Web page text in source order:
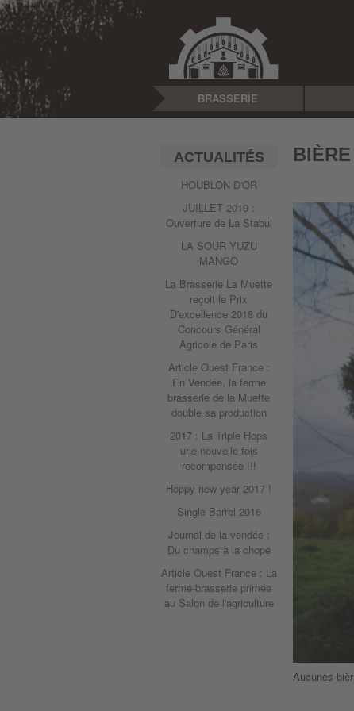
BRASSERIE
ACTUALITÉS
HOUBLON D'OR
JUILLET 2019 :
Ouverture de La Stabul
LA SOUR YUZU
MANGO
La Brasserie La Muette
reçoit le Prix
D'excellence 2018 du
Concours Général
Agricole de Paris
Article Ouest France :
En Vendée, la ferme
brasserie de la Muette
double sa production
2017 : La Triple Hops
une nouvelle fois
recompensée !!!
Hoppy new year 2017 !
Single Barrel 2016
Journal de la vendée :
Du champs à la chope
Article Ouest France : La
ferme-brasserie primée
au Salon de l'agriculture
Aucunes